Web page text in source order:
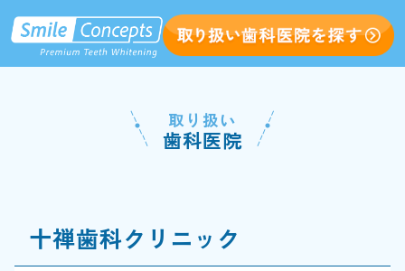
取り扱い
歯科医院
十禅歯科クリニック